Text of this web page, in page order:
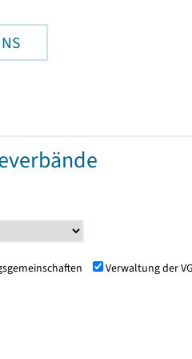
Verwaltung der